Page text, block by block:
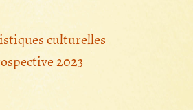
culturelles
2023